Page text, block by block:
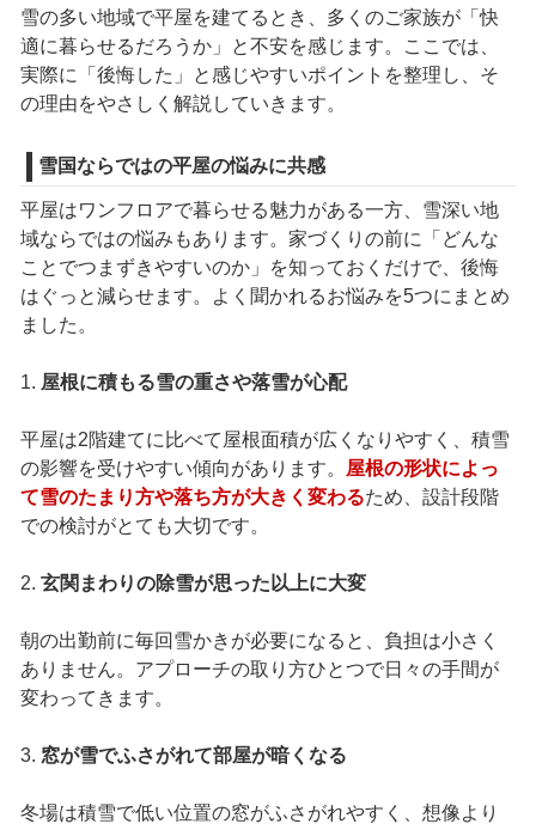
雪の多い地域で平屋を建てるとき、多くのご家族が「快
適に暮らせるだろうか」と不安を感じます。ここでは、
実際に「後悔した」と感じやすいポイントを整理し、そ
の理由をやさしく解説していきます。
雪国ならではの平屋の悩みに共感
平屋はワンフロアで暮らせる魅力がある一方、雪深い地
域ならではの悩みもあります。家づくりの前に「どんな
ことでつまずきやすいのか」を知っておくだけで、後悔
はぐっと減らせます。よく聞かれるお悩みを5つにまとめ
ました。
1. 屋根に積もる雪の重さや落雪が心配
平屋は2階建てに比べて屋根面積が広くなりやすく、積雪
の影響を受けやすい傾向があります。 屋根の形状によっ
て雪のたまり方や落ち方が大きく変わるため、設計段階
での検討がとても大切です。
2. 玄関まわりの除雪が思った以上に大変
朝の出勤前に毎回雪かきが必要になると、負担は小さく
ありません。アプローチの取り方ひとつで日々の手間が
変わってきます。
3. 窓が雪でふさがれて部屋が暗くなる
冬場は積雪で低い位置の窓がふさがれやすく、想像より